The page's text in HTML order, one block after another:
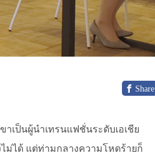
Share
ป็นผู้นำเทรนแฟชั่นระดับเอเชีย
ม่ได้ แต่ท่ามกลางความโหดร้ายก็